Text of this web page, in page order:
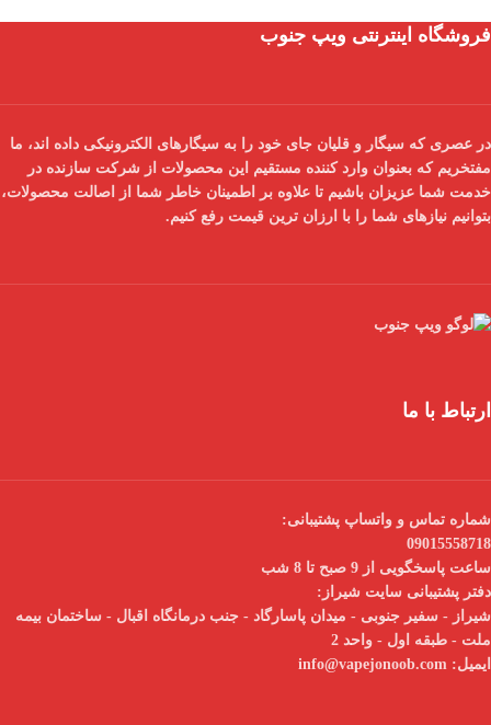
فروشگاه اینترنتی ویپ جنوب
در عصری که سیگار و قلیان جای خود را به سیگارهای الکترونیکی داده اند، ما
مفتخریم که بعنوان وارد کننده مستقیم این محصولات از شرکت سازنده در
خدمت شما عزیزان باشیم تا علاوه بر اطمینان خاطر شما از
اصالت محصولات،
بتوانیم نیازهای شما را با ارزان ترین قیمت رفع کنیم.
ارتباط با ما
شماره تماس و واتساپ پشتیبانی:
09015558718
ساعت پاسخگویی از 9 صبح تا 8 شب
دفتر پشتیبانی سایت شیراز:
شیراز - سفیر جنوبی - میدان پاسارگاد - جنب درمانگاه اقبال - ساختمان بیمه
ملت - طبقه اول - واحد 2
ایمیل: